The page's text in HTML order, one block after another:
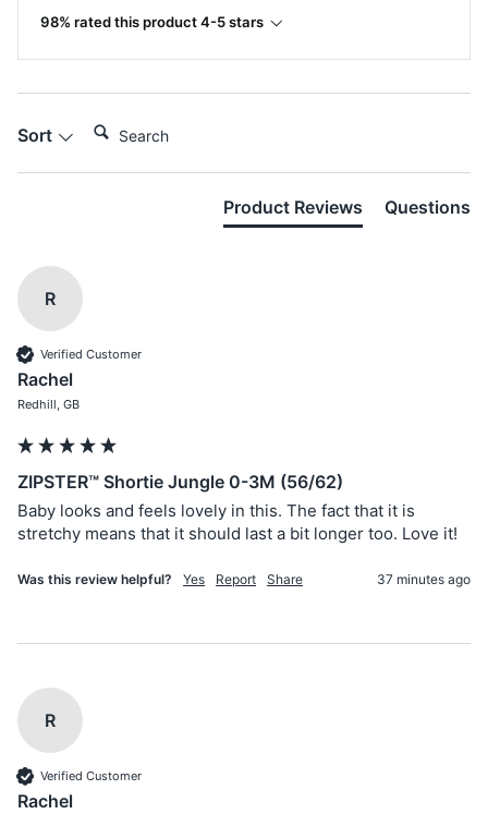
98% rated this product 4-5 stars
Sort
Product Reviews Questions
R
Verified Customer
Rachel
Redhill, GB
ZIPSTER™ Shortie Jungle 0-3M (56/62)
Baby looks and feels lovely in this. The fact that it is
stretchy means that it should last a bit longer too. Love it!
Was this review helpful? Yes Report Share 37 minutes ago
R
Verified Customer
Rachel